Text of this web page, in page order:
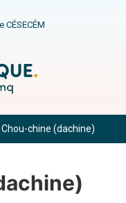
CÉSECÉM
Chou-chine (dachine)